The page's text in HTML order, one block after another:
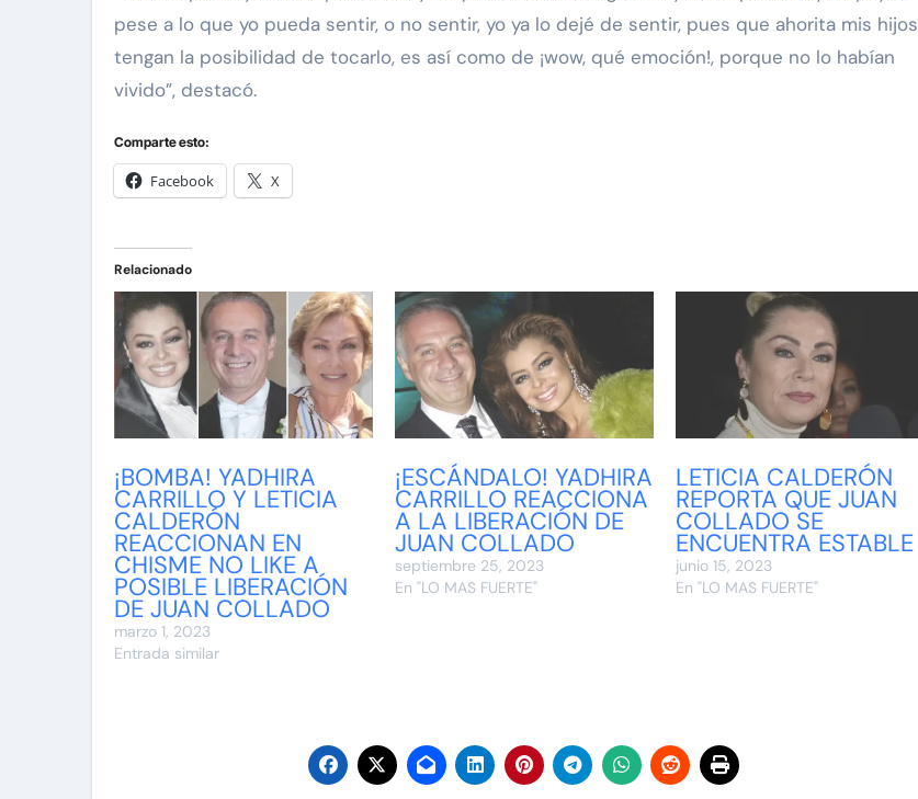
pese a lo que yo pueda sentir, o no sentir, yo ya lo dejé de sentir, pues que ahorita mis hijos
tengan la posibilidad de tocarlo, es así como de ¡wow, qué emoción!, porque no lo habían
vivido”, destacó.
Comparte esto:
Facebook X
Relacionado
¡BOMBA! YADHIRA
CARRILLO Y LETICIA
CALDERÓN
REACCIONAN EN
CHISME NO LIKE A
POSIBLE LIBERACIÓN
DE JUAN COLLADO
marzo 1, 2023
Entrada similar
¡ESCÁNDALO! YADHIRA
CARRILLO REACCIONA
A LA LIBERACIÓN DE
JUAN COLLADO
septiembre 25, 2023
En "LO MAS FUERTE"
LETICIA CALDERÓN
REPORTA QUE JUAN
COLLADO SE
ENCUENTRA ESTABLE
junio 15, 2023
En "LO MAS FUERTE"